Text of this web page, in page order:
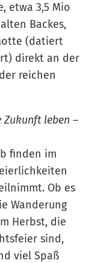
etwa 3,5 Mio
Backes,
(datiert
direkt an der
reichen
Zukunft leben –
finden im
Ob es
Wanderung
Herbst, die
sind,
viel Spaß